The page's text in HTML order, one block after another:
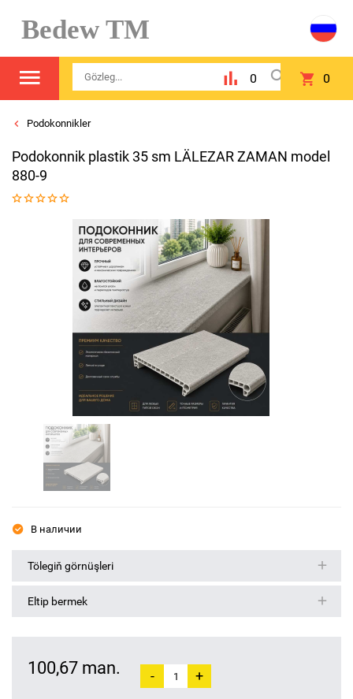
Bedew TM
0 0
Podokonnikler
Podokonnik plastik 35 sm LÄLEZAR ZAMAN model
880-9
В наличии
Tölegiň görnüşleri
Eltip bermek
100,67 man. - +